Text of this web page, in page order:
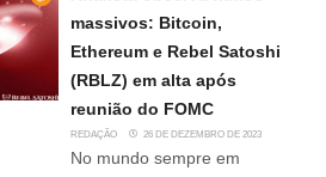
massivos: Bitcoin,
Ethereum e Rebel Satoshi
(RBLZ) em alta após
reunião do FOMC
REDAÇÃO 26 DE DEZEMBRO DE 2023
No mundo sempre em